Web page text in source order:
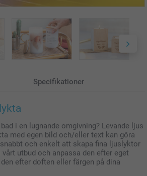
Specifikationer
i en lugnande omgivning? Levande ljus
med egen bild och/eller text kan göra
och enkelt att skapa fina ljuslyktor
utbud och anpassa den efter eget
efter doften eller färgen på dina